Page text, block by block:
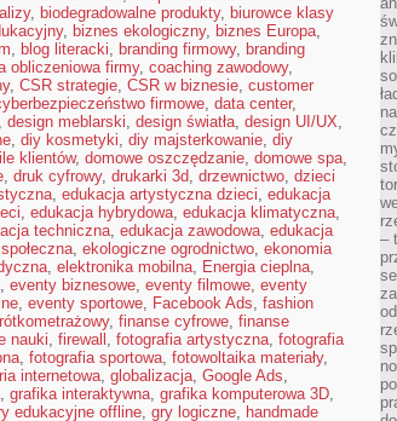
, biodegradowalne produkty, biurowce klasy
, biznes ekologiczny, biznes Europa,
, blog literacki, branding firmowy, branding
obliczeniowa firmy, coaching zawodowy,
, CSR strategie, CSR w biznesie, customer
firmowe, data center,
design meblarski, design światła, design UI/UX,
, diy kosmetyki, diy majsterkowanie, diy
klientów, domowe oszczędzanie, domowe spa,
, druk cyfrowy, drukarki 3d, drzewnictwo, dzieci
, edukacja artystyczna dzieci, edukacja
, edukacja hybrydowa, edukacja klimatyczna,
techniczna, edukacja zawodowa, edukacja
, ekologiczne ogrodnictwo, ekonomia
, elektronika mobilna, Energia cieplna,
, eventy biznesowe, eventy filmowe, eventy
, eventy sportowe, Facebook Ads, fashion
, finanse cyfrowe, finanse
nauki, firewall , fotografia artystyczna, fotografia
, fotografia sportowa, fotowoltaika materiały,
internetowa, globalizacja, Google Ads,
, grafika interaktywna, grafika komputerowa 3D,
edukacyjne offline, gry logiczne, handmade
–